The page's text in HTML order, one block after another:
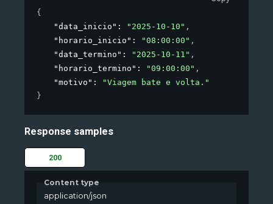
{
"data_inicio" : "2025-10-10" ,
"horario_inicio" : "08:00:00" ,
"data_termino" : "2025-10-11" ,
"horario_termino" : "09:00:00" ,
"motivo" :
"Viagem bate e volta."
}
Response samples
200
Content type
application/json